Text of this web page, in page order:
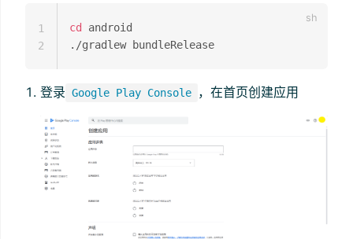
cd
android
1
2
登录 Google Play Console ，在首页创建应用